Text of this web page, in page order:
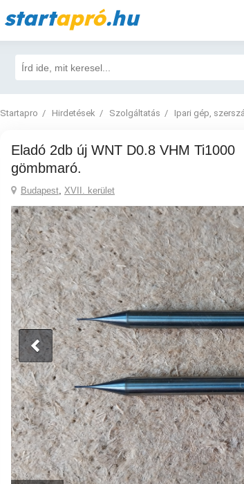
startapró.hu
Startapro Hirdetések Szolgáltatás Ipari gép,
Eladó 2db új WNT D0.8 VHM Ti1000
gömbmaró.
Budapest, XVII. kerület